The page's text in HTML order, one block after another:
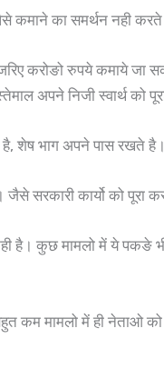
का समर्थन नही करते
करोङो रुपये कमाये जा
अपने निजी स्वार्थ को
है, शेष भाग अपने पास रखते है।
सरकारी कार्यो को पूरा
कुछ मामलो में ये पकङे
कम मामलो में ही नेताओ को